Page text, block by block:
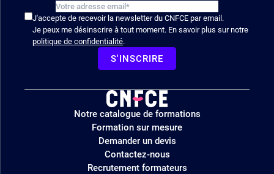
J'accepte de recevoir la newsletter du CNFCE par email.
Je peux me désinscrire à tout moment. En savoir plus sur notre
politique de confidentialité.
S'INSCRIRE
Logo
site
Notre catalogue de formations
Formation sur mesure
Demander un devis
Contactez-nous
Recrutement formateurs